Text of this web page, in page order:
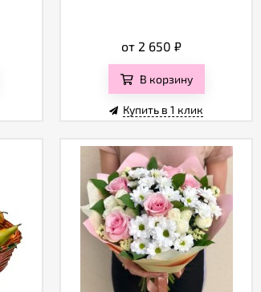
от 2 650 ₽
В корзину
Купить в 1 клик